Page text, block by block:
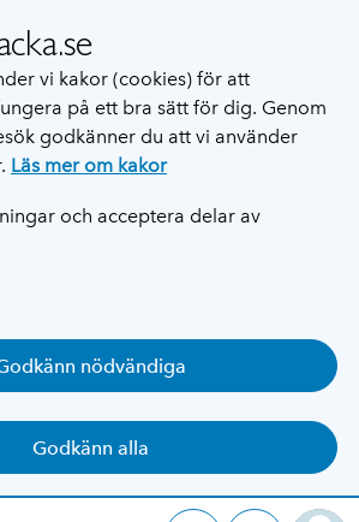
vi kakor (cookies) för att
på ett bra sätt för dig. Genom
godkänner du att vi använder
Läs mer om kakor
och acceptera delar av
nödvändiga
Godkänn alla